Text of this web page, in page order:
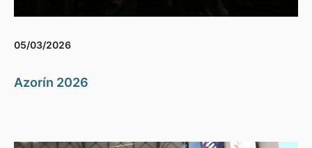
05/03/2026
Azorín 2026